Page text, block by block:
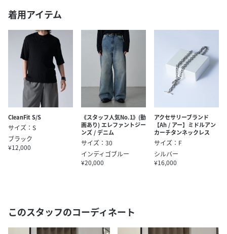
着用アイテム
CleanFit S/S
サイズ：S
ブラック
¥12,000
《スタッフ人気No.1》(動
画あり) エレファントジー
ンズ / デニム
サイズ：30
インディゴブルー
¥20,000
アクセサリーブランド
【Ah / アー】ミドルアン
カーチタンネックレス
サイズ：F
シルバー
¥16,000
このスタッフのコーディネート